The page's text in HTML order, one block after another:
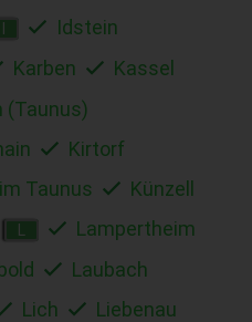
Idstein
Karben
Kassel
(Taunus)
Kirtorf
Taunus
Künzell
Lampertheim
Laubach
Lich
Liebenau